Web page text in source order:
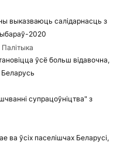
выказваюць салідарнасць з
2020
ўсё больш відавочна,
супрацоўніцтва" з
ва ўсіх паселішчах Беларусі,